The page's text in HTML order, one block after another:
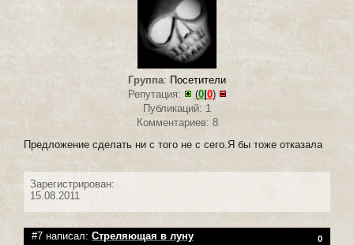
Группа: Посетители
Репутация:
(0| 0)
Публикаций: 1
Комментариев: 8
Предложение сделать ни с того не с сего.Я бы тоже отказала
Зарегистрирован:
15.08.2011
#7 написал: Стреляющая в луну 0